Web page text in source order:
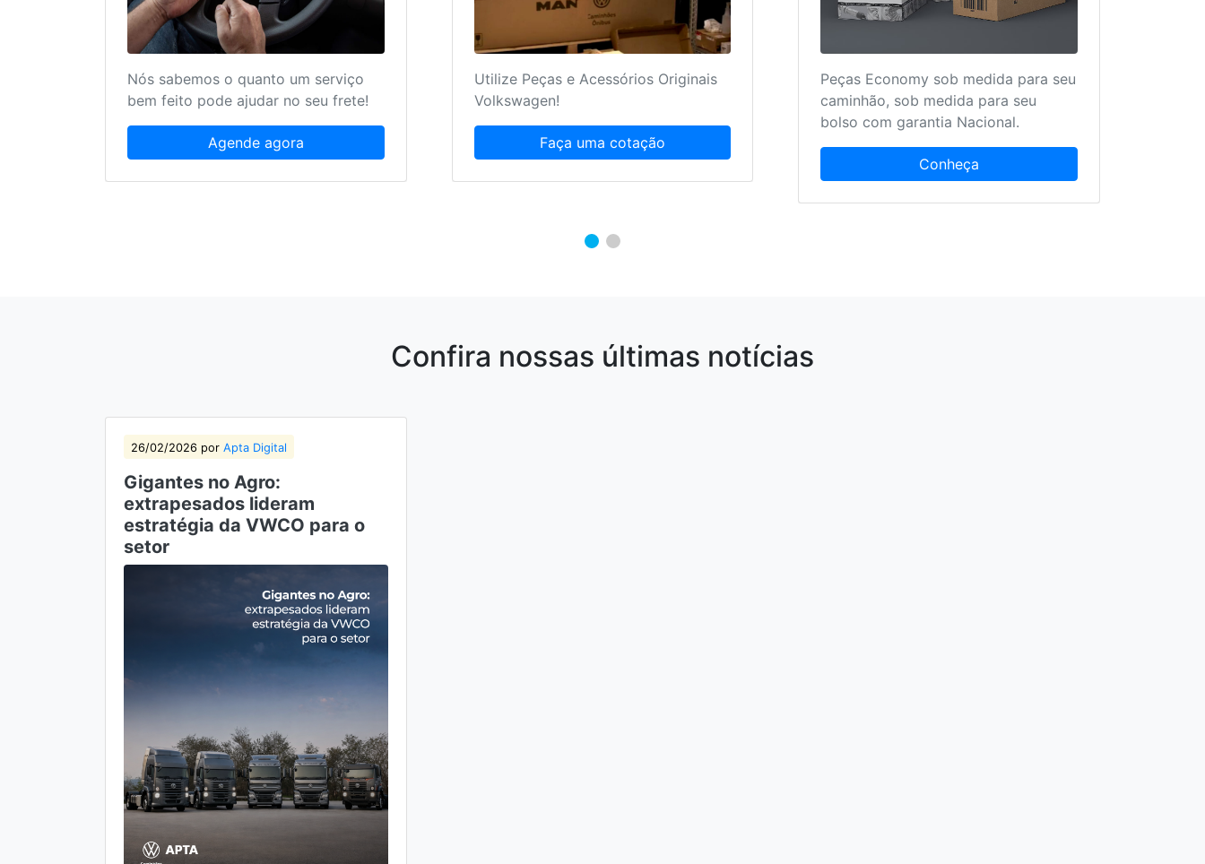
Nós sabemos o quanto um serviço
bem feito pode ajudar no seu frete!
Agende agora
Utilize Peças e Acessórios Originais
Volkswagen!
Faça uma cotação
Peças Economy sob medida para seu
caminhão, sob medida para seu
bolso com garantia Nacional.
Conheça
Confira nossas últimas notícias
26/02/2026 por Apta Digital
Gigantes no Agro:
extrapesados lideram
estratégia da VWCO para o
setor